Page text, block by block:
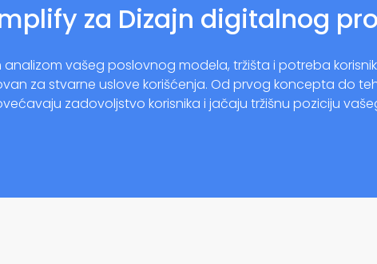
za Dizajn digitalnog
vašeg poslovnog modela, tržišta i potreba
za stvarne uslove korišćenja. Od prvog koncepta do
zadovoljstvo korisnika i jačaju tržišnu poziciju